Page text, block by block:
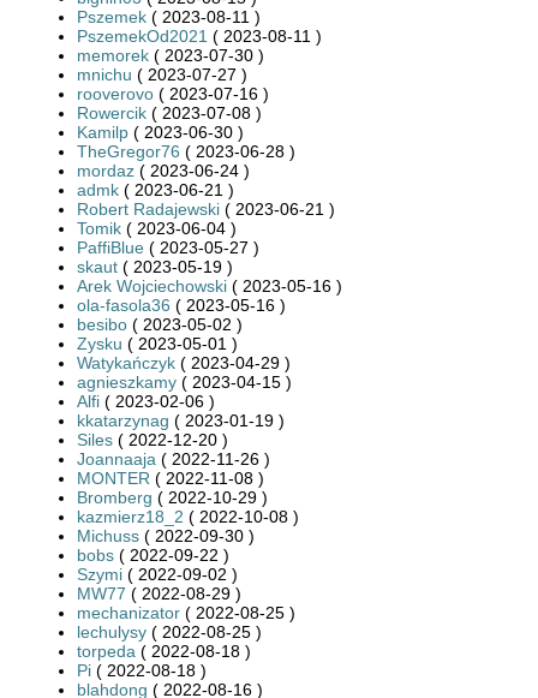
Pszemek ( 2023-08-11 )
PszemekOd2021 ( 2023-08-11 )
memorek ( 2023-07-30 )
mnichu ( 2023-07-27 )
rooverovo ( 2023-07-16 )
Rowercik ( 2023-07-08 )
Kamilp ( 2023-06-30 )
TheGregor76 ( 2023-06-28 )
mordaz ( 2023-06-24 )
admk ( 2023-06-21 )
Robert Radajewski ( 2023-06-21 )
Tomik ( 2023-06-04 )
PaffiBlue ( 2023-05-27 )
skaut ( 2023-05-19 )
Arek Wojciechowski ( 2023-05-16 )
ola-fasola36 ( 2023-05-16 )
besibo ( 2023-05-02 )
Zysku ( 2023-05-01 )
Watykańczyk ( 2023-04-29 )
agnieszkamy ( 2023-04-15 )
Alfi ( 2023-02-06 )
kkatarzynag ( 2023-01-19 )
Siles ( 2022-12-20 )
Joannaaja ( 2022-11-26 )
MONTER ( 2022-11-08 )
Bromberg ( 2022-10-29 )
kazmierz18_2 ( 2022-10-08 )
Michuss ( 2022-09-30 )
bobs ( 2022-09-22 )
Szymi ( 2022-09-02 )
MW77 ( 2022-08-29 )
mechanizator ( 2022-08-25 )
lechulysy ( 2022-08-25 )
torpeda ( 2022-08-18 )
Pi ( 2022-08-18 )
blahdong ( 2022-08-16 )